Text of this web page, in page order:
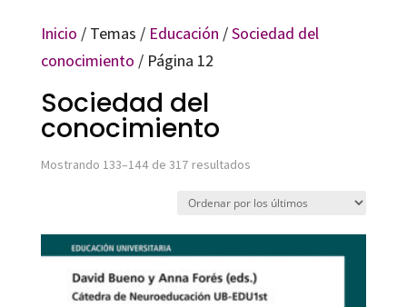
Inicio / Temas / Educación /Sociedad del
conocimiento / Página 12
Sociedad del
conocimiento
Mostrando 133–144 de 317 resultadosOrdenado